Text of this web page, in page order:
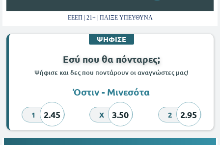
ΕΕΕΠ | 21+ | ΠΑΙΞΕ ΥΠΕΥΘΥΝΑ
ΨΗΦΙΣΕ
Εσύ που θα πόνταρες;
Ψήφισε και δες που ποντάρουν οι αναγνώστες μας!
Όστιν - Μινεσότα
1 2.45 X 3.50 2 2.95